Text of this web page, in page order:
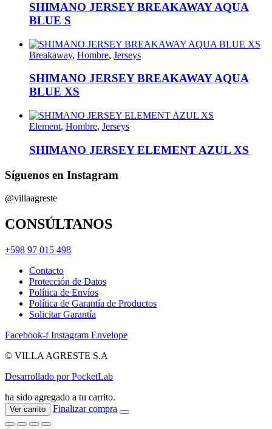
SHIMANO JERSEY BREAKAWAY AQUA
BLUE S
Breakaway, Hombre, Jerseys
SHIMANO JERSEY BREAKAWAY AQUA
BLUE XS
Element, Hombre, Jerseys
SHIMANO JERSEY ELEMENT AZUL XS
Síguenos en Instagram
@villaagreste
CONSÚLTANOS
+598 97 015 498
Contacto
Protección de Datos
Política de Envíos
Política de Garantía de Productos
Solicitar Garantía
Facebook-f Instagram Envelope
© VILLA AGRESTE S.A
Desarrollado por PocketLab
ha sido agregado a tu carrito.
Ver carrito Finalizar compra